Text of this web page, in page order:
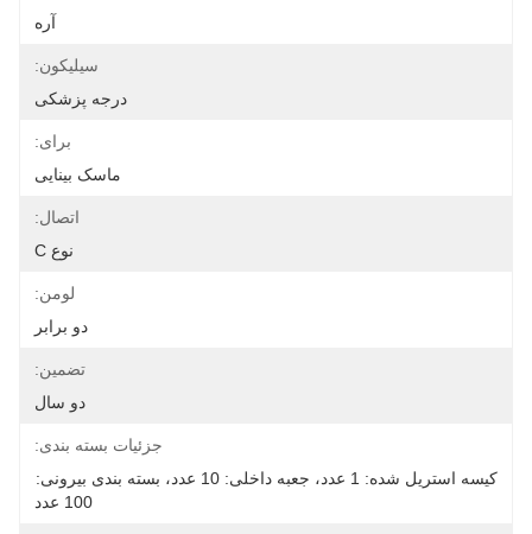
آره
سیلیکون:
درجه پزشکی
برای:
ماسک بینایی
اتصال:
نوع C
لومن:
دو برابر
تضمین:
دو سال
جزئیات بسته بندی:
کیسه استریل شده: 1 عدد، جعبه داخلی: 10 عدد، بسته بندی بیرونی:
100 عدد